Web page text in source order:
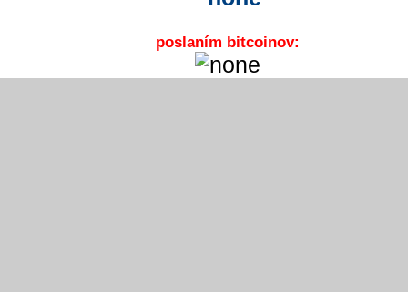
poslaním bitcoinov: